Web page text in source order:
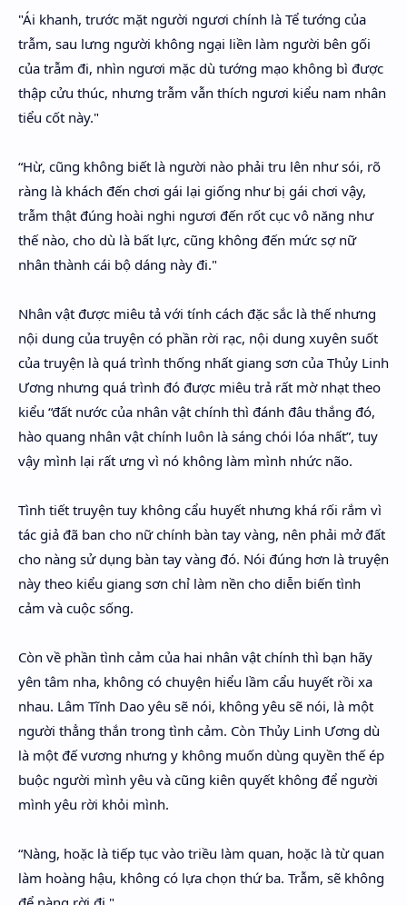
"Ái khanh, trước mặt người ngươi chính là Tể tướng của
trẫm, sau lưng người không ngại liền làm người bên gối
của trẫm đi, nhìn ngươi mặc dù tướng mạo không bì được
thập cửu thúc, nhưng trẫm vẫn thích ngươi kiểu nam nhân
tiểu cốt này."
“Hừ, cũng không biết là người nào phải tru lên như sói, rõ
ràng là khách đến chơi gái lại giống như bị gái chơi vậy,
trẫm thật đúng hoài nghi ngươi đến rốt cục vô năng như
thế nào, cho dù là bất lực, cũng không đến mức sợ nữ
nhân thành cái bộ dáng này đi."
Nhân vật được miêu tả với tính cách đặc sắc là thế nhưng
nội dung của truyện có phần rời rạc, nội dung xuyên suốt
của truyện là quá trình thống nhất giang sơn của Thủy Linh
Ương nhưng quá trình đó được miêu trả rất mờ nhạt theo
kiểu “đất nước của nhân vật chính thì đánh đâu thắng đó,
hào quang nhân vật chính luôn là sáng chói lóa nhất”, tuy
vậy mình lại rất ưng vì nó không làm mình nhức não.
Tình tiết truyện tuy không cẩu huyết nhưng khá rối rắm vì
tác giả đã ban cho nữ chính bàn tay vàng, nên phải mở đất
cho nàng sử dụng bàn tay vàng đó. Nói đúng hơn là truyện
này theo kiểu giang sơn chỉ làm nền cho diễn biến tình
cảm và cuộc sống.
Còn về phần tình cảm của hai nhân vật chính thì bạn hãy
yên tâm nha, không có chuyện hiểu lầm cẩu huyết rồi xa
nhau. Lâm Tĩnh Dao yêu sẽ nói, không yêu sẽ nói, là một
người thẳng thắn trong tình cảm. Còn Thủy Linh Ương dù
là một đế vương nhưng y không muốn dùng quyền thế ép
buộc người mình yêu và cũng kiên quyết không để người
mình yêu rời khỏi mình.
“Nàng, hoặc là tiếp tục vào triều làm quan, hoặc là từ quan
làm hoàng hậu, không có lựa chọn thứ ba. Trẫm, sẽ không